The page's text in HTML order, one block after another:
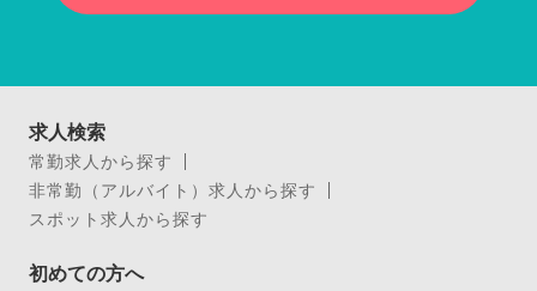
求人検索
常勤求人から探す
非常勤（アルバイト）求人から探す
スポット求人から探す
初めての方へ